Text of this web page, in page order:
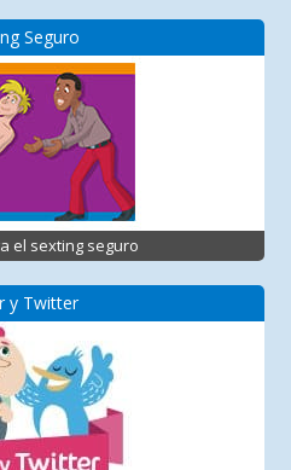
Seguro
el sexting seguro
y Twitter